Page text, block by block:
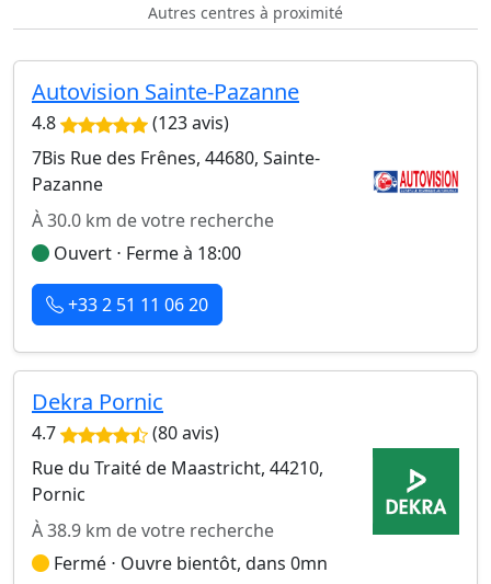
Autres centres à proximité
Autovision Sainte-Pazanne
4.8
(123 avis)
7Bis Rue des Frênes, 44680, Sainte-
Pazanne
À 30.0 km de votre recherche
Ouvert ⋅ Ferme à 18:00
+33 2 51 11 06 20
Dekra Pornic
4.7
(80 avis)
Rue du Traité de Maastricht, 44210,
Pornic
À 38.9 km de votre recherche
Fermé ⋅ Ouvre bientôt, dans 0mn